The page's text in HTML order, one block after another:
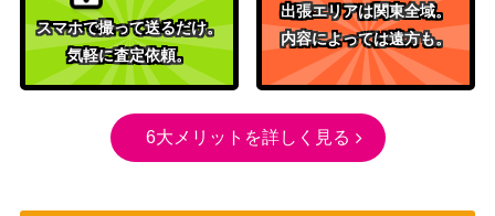
スマホで撮って送るだけ。
気軽に査定依頼。
出張エリアは関東全域。
内容によっては遠方も。
6大メリットを詳しく見る